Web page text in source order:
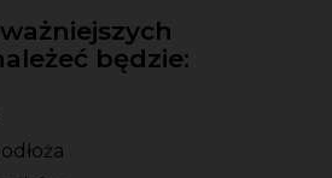
będzie: